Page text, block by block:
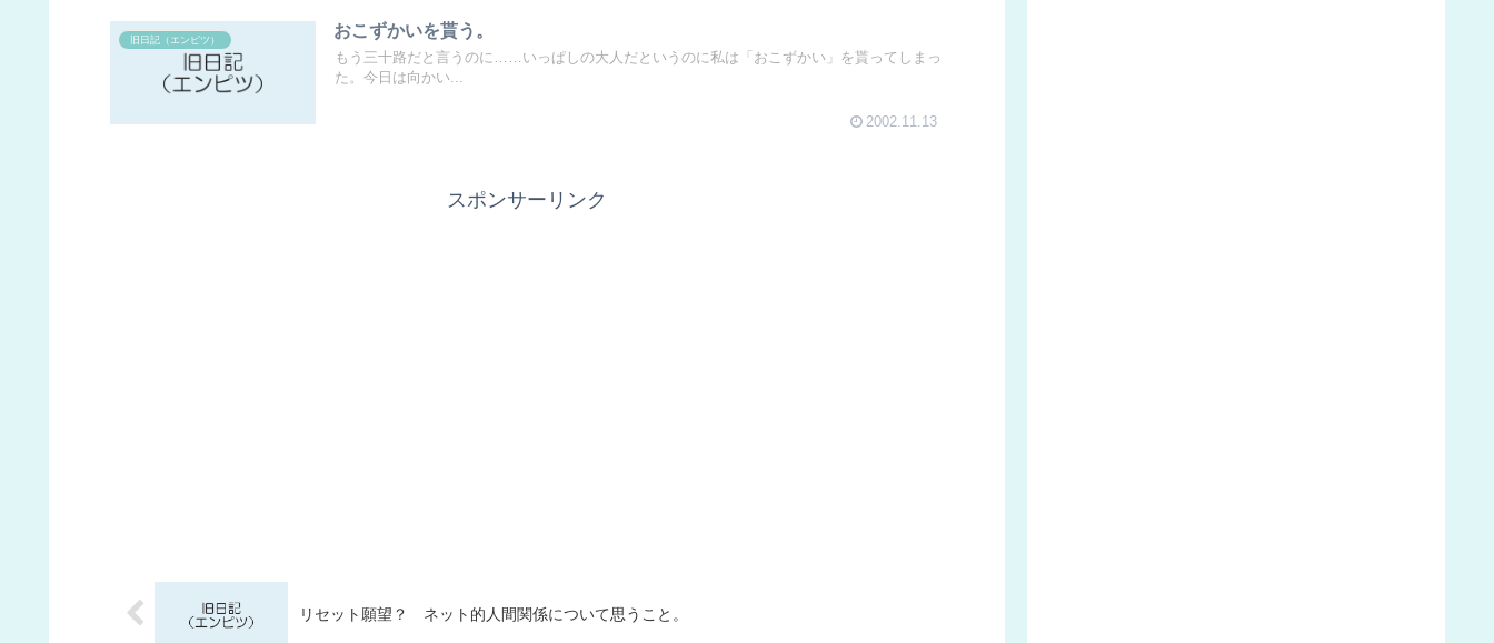
旧日記（エンピツ） おこずかいを貰う。
もう三十路だと言うのに……いっぱしの大人だというのに私は「おこずかい」を貰ってしまっ
た。今日は向かい...
2002.11.13
スポンサーリンク
リセット願望？ ネット的人間関係について思うこと。